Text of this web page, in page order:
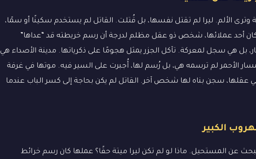
وترى الألم. ليرا لم تقتل نفسها، بل قُتلت. القاتل لم يستخدم سكينًا أو سمًا،
كان أحد عملائها، شخص ذو عقل مظلم لدرجة أن رسم خريطته قد “عداها”
بل هي سجل لمعركة. تآكل الجزر يمثل هجومًا على ذكرياتها. مدينة الأصداء هي
الأحمر لم ترسمه هي، بل رُسم لها، أُجبرت على السير فيه. موتها في غرفة
عقلها، سجن بناه لها شخص آخر. القاتل لم يكن بحاجة إلى كسر الباب عندما
الكبير
عن المستحيل. ماذا لو لم تكن ليرا ميتة حقًا؟ عملها كان رسم خرائط